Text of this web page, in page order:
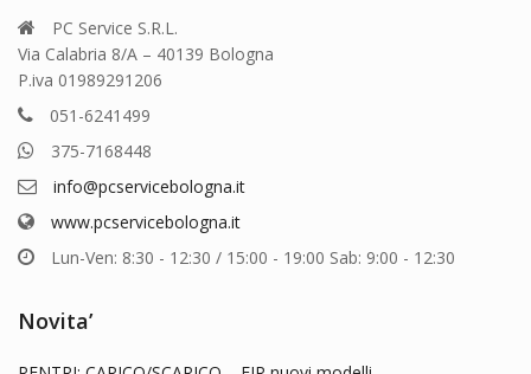
PC Service S.R.L.
Via Calabria 8/A – 40139 Bologna
P.iva 01989291206
051-6241499
375-7168448
info@pcservicebologna.it
www.pcservicebologna.it
Lun-Ven: 8:30 - 12:30 / 15:00 - 19:00 Sab: 9:00 - 12:30
Novita’